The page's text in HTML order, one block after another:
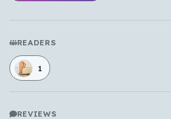
READERS
1
REVIEWS